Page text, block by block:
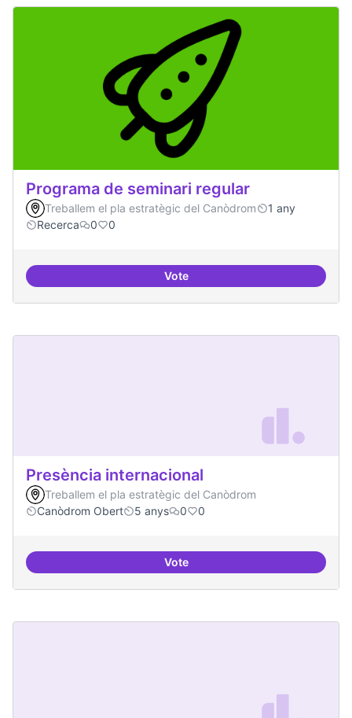
Programa de seminari regular
Treballem el pla estratègic del Canòdrom
1 any
Recerca
0 0
VotePrograma de seminari regular
Presència internacional
Treballem el pla estratègic del Canòdrom
Canòdrom Obert
5 anys 0 0
VotePresència internacional